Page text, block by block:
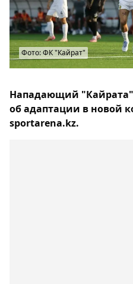
Фото: ФК "Кайрат"
Нападающий "Кайрата"
об адаптации в новой
sportarena.kz.